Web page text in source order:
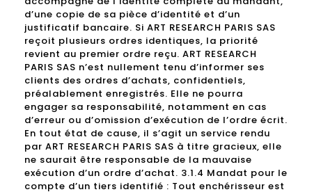
d’une copie de sa pièce d’identité et d’un
justificatif bancaire. Si ART RESEARCH PARIS SAS
reçoit plusieurs ordres identiques, la priorité
revient au premier ordre reçu. ART RESEARCH
PARIS SAS n’est nullement tenu d’informer ses
clients des ordres d’achats, confidentiels,
préalablement enregistrés. Elle ne pourra
engager sa responsabilité, notamment en cas
d’erreur ou d’omission d’exécution de l’ordre écrit.
En tout état de cause, il s’agit un service rendu
par ART RESEARCH PARIS SAS à titre gracieux, elle
ne saurait être responsable de la mauvaise
exécution d’un ordre d’achat. 3.1.4 Mandat pour le
compte d’un tiers identifié : Tout enchérisseur est